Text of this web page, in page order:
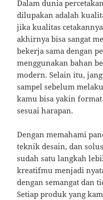
Dalam dunia
dilupakan adalah
jika kualitas
akhirnya bisa sangat
bekerja sama dengan
menggunakan bahan
modern. Selain itu,
sampel sebelum
kamu bisa yakin
sesuai harapan.
Dengan memahami
teknik desain, dan
sudah satu langkah
kreatifmu menjadi
dengan semangat dan
Setiap produk yang